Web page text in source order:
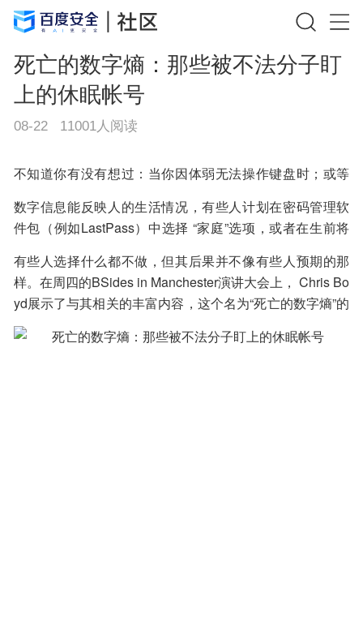
死亡的数字熵：那些被不法分子盯
上的休眠帐号
08-22 11001人阅读
不知道你有没有想过：当你因体弱无法操作键盘时；或等
数字信息能反映人的生活情况，有些人计划在密码管理软
件包（例如LastPass）中选择 “家庭”选项，或者在生前将
有些人选择什么都不做，但其后果并不像有些人预期的那
样。在周四的BSides in Manchester演讲大会上， Chris Bo
yd展示了与其相关的丰富内容，这个名为“死亡的数字熵”的
演示文稿，阐明了当你不再管理你的账户后，有可能发生
的“精心策划”的在线状态。